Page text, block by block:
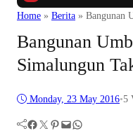
Home » Berita » Bangunan
Bangunan
Simalungun
Monday, 23 May 2016•5
Facebook Twitter Pinterest Mail WhatsApp